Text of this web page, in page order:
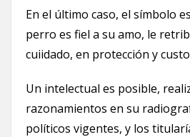
En el último caso, el símbolo
perro es fiel a su amo, le
cuiidado, en protección y
Un intelectual es posible,
razonamientos en su
políticos vigentes, y los